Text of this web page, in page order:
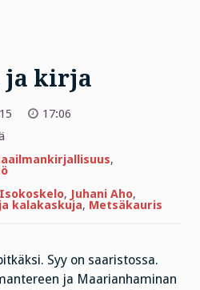
ja kirja
17:06
kalat
ja
,
Isokoskelo, Juhani Aho,
kalakaskuja, Metsäkauris
Syy on saaristossa.
ja Maarianhaminan